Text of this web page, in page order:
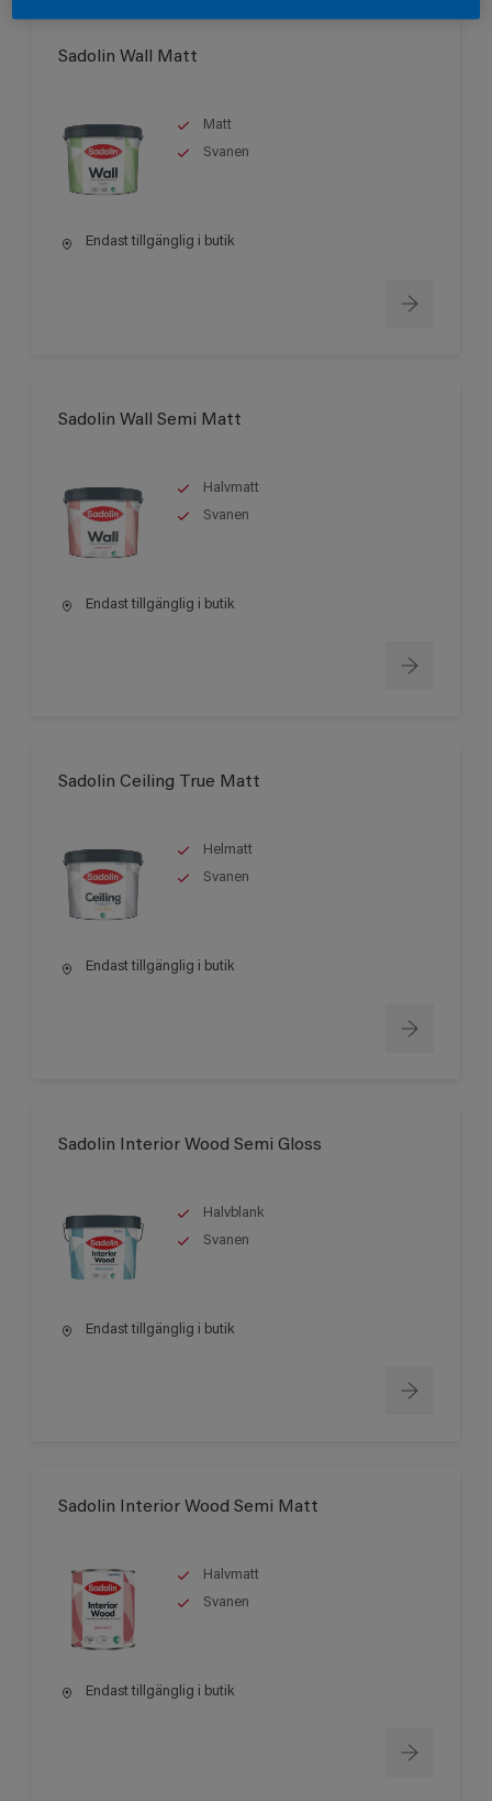
Sadolin Wall Matt
Matt
Svanen
Endast tillgänglig i butik
Sadolin Wall Semi Matt
Halvmatt
Svanen
Endast tillgänglig i butik
Sadolin Ceiling True Matt
Helmatt
Svanen
Endast tillgänglig i butik
Sadolin Interior Wood Semi Gloss
Halvblank
Svanen
Endast tillgänglig i butik
Sadolin Interior Wood Semi Matt
Halvmatt
Svanen
Endast tillgänglig i butik